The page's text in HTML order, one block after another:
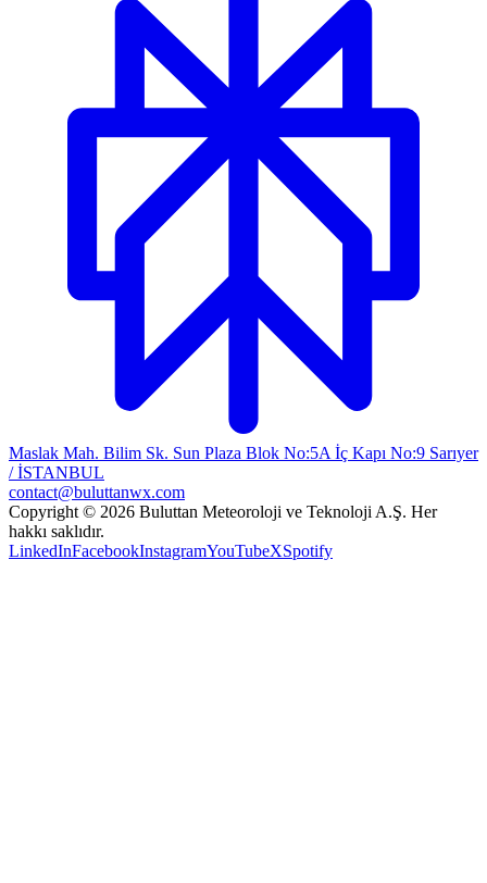
Maslak Mah. Bilim Sk. Sun Plaza Blok No:5A İç Kapı No:9 Sarıyer
/ İSTANBUL
contact@buluttanwx.com
Copyright © 2026 Buluttan Meteoroloji ve Teknoloji A.Ş. Her
hakkı saklıdır.
LinkedInFacebookInstagramYouTubeXSpotify